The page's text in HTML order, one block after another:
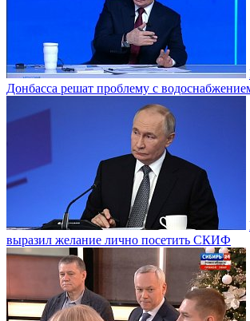
Донбасса решат проблему с
выразил желание лично посетить СКИФ